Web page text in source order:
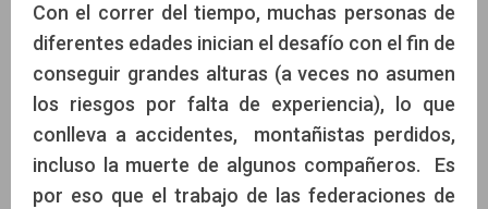
Con el correr del tiempo, muchas personas de
diferentes edades inician el desafío con el fin de
conseguir grandes alturas (a veces no asumen
los riesgos por falta de experiencia), lo que
conlleva a accidentes, montañistas perdidos,
incluso la muerte de algunos compañeros. Es
por eso que el trabajo de las federaciones de